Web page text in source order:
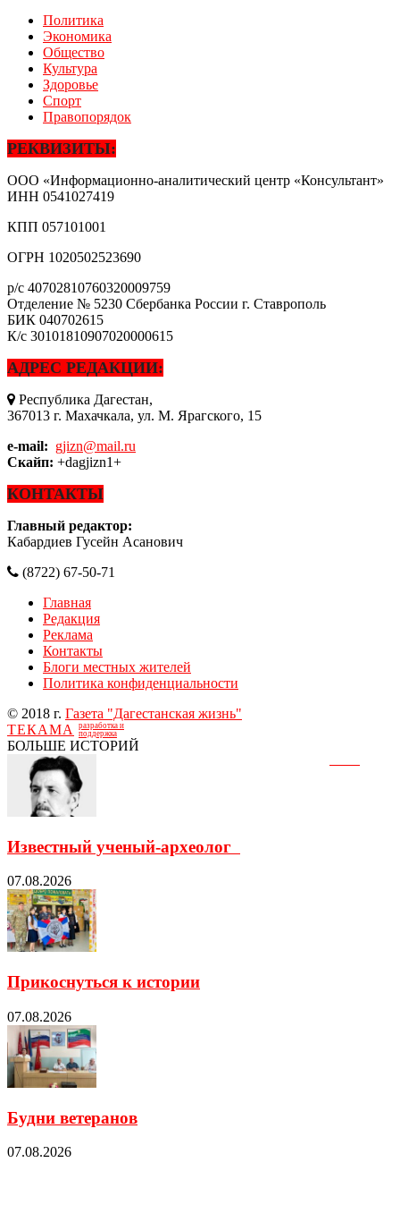
Политика
Экономика
Общество
Культура
Здоровье
Спорт
Правопорядок
РЕКВИЗИТЫ:
ООО «Информационно-аналитический центр «Консультант»
ИНН 0541027419
КПП 057101001
ОГРН 1020502523690
р/с 40702810760320009759
Отделение № 5230 Сбербанка России г. Ставрополь
БИК 040702615
К/с 30101810907020000615
АДРЕС РЕДАКЦИИ:
Республика Дагестан,
367013 г. Махачкала, ул. М. Ярагского, 15
e-mail: gjizn@mail.ru
Скайп: +dagjizn1+
КОНТАКТЫ
Главный редактор:
Кабардиев Гусейн Асанович
(8722) 67-50-71
Главная
Редакция
Реклама
Контакты
Блоги местных жителей
Политика конфиденциальности
© 2018 г. Газета "Дагестанская жизнь"
ТЕКАМА
разработка и
поддержка
БОЛЬШЕ ИСТОРИЙ
Известный ученый-археолог
07.08.2026
Прикоснуться к истории
07.08.2026
Будни ветеранов
07.08.2026